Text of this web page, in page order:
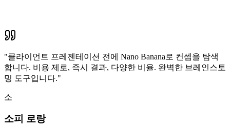
"클라이언트 프레젠테이션 전에 Nano Banana로 컨셉을 탐색
합니다. 비용 제로, 즉시 결과, 다양한 비율. 완벽한 브레인스토
밍 도구입니다."
소
소피 로랑